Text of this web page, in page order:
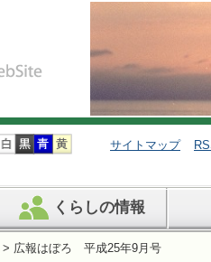
サイトマップ
くらしの情報
> 広報はぼろ 平成25年9月号